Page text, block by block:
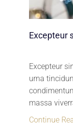
Excepteur
Excepteur
urna
massa
Continue